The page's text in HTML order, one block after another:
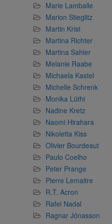
Marie Lamballe
Marion Stieglitz
Martin Krist
Martina Richter
Martina Sahler
Melanie Raabe
Michaela Kastel
Michelle Schrenk
Monika Lüthi
Nadine Kretz
Naomi Hirahara
Nikoletta Kiss
Olivier Bourdeaut
Paulo Coelho
Peter Prange
Pierre Lemaitre
R.T. Acron
Rafel Nadal
Ragnar Jónasson